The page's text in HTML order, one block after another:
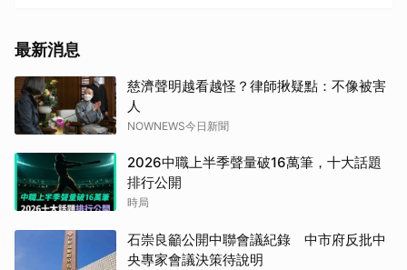
最新消息
慈濟聲明越看越怪？律師揪疑點：不像被害
人
NOWNEWS今日新聞
2026中職上半季聲量破16萬筆，十大話題
排行公開
時局
石崇良籲公開中聯會議紀錄 中市府反批中
央專家會議決策待說明